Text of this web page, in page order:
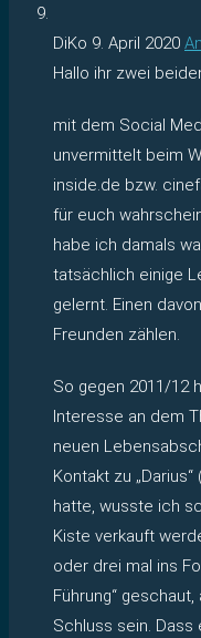
DiKo 9. April 2020
Hallo ihr zwei
mit dem Social
unvermittelt beim
inside.de bzw.
für euch
habe ich damals
tatsächlich einige
gelernt. Einen
Freunden zählen.
So gegen 2011/12
Interesse an dem
neuen
Kontakt zu
hatte, wusste ich
Kiste verkauft
oder drei mal ins
Führung“
Schluss sein.